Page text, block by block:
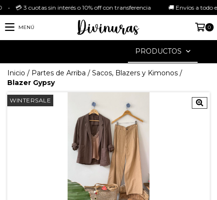
cuotas sin interés o 10% off con transferencia 🚚 Envíos a todo el
MENÚ 0
PRODUCTOS
Inicio / Partes de Arriba / Sacos, Blazers y Kimonos /
Blazer Gypsy
WINTERSALE